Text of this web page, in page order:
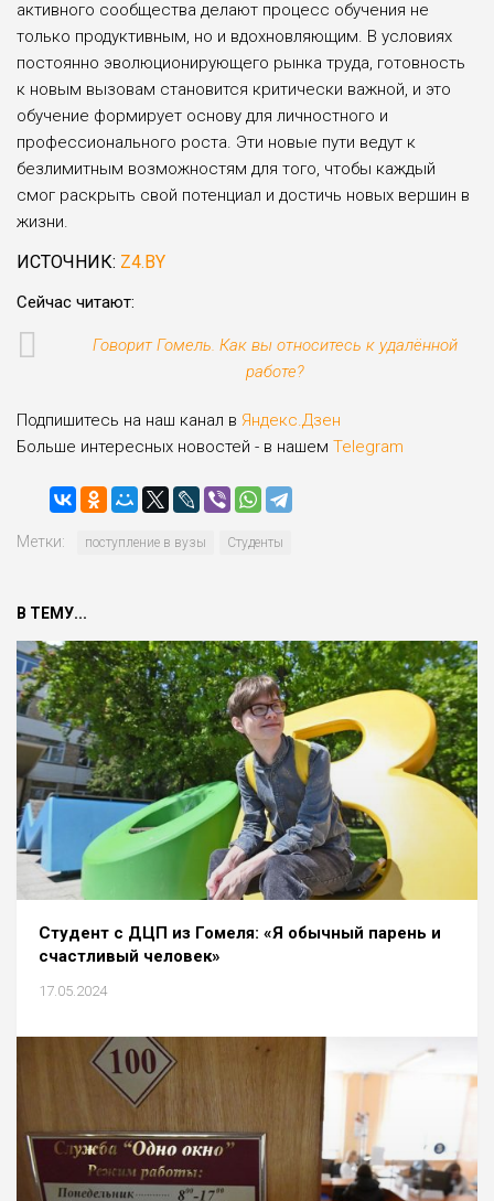
активного сообщества делают процесс обучения не
только продуктивным, но и вдохновляющим. В условиях
постоянно эволюционирующего рынка труда, готовность
к новым вызовам становится критически важной, и это
обучение формирует основу для личностного и
профессионального роста. Эти новые пути ведут к
безлимитным возможностям для того, чтобы каждый
смог раскрыть свой потенциал и достичь новых вершин в
жизни.
ИСТОЧНИК: Z4.BY
Сейчас читают:
Говорит Гомель. Как вы относитесь к удалённой
работе?
Подпишитесь на наш канал в Яндекс.Дзен
Больше интересных новостей - в нашем Telegram
Метки: поступление в вузы Студенты
В ТЕМУ...
Студент с ДЦП из Гомеля: «Я обычный парень и
счастливый человек»
17.05.2024